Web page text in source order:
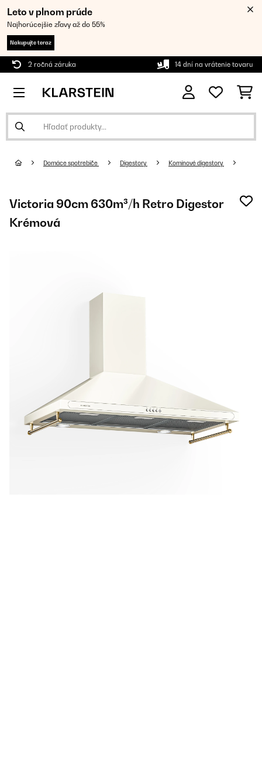
Leto v plnom prúde
Najhorúcejšie zľavy až do 55%
Nakupujte teraz
2 ročná záruka 14 dní na vrátenie tovaru
Domáce spotrebiče Digestory Komínové digestory
Victoria 90cm 630m³/h Retro Digestor
Krémová